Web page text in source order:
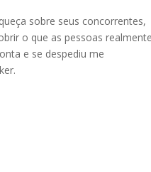
sobre seus concorrentes,
o que as pessoas realmente
e se despediu me